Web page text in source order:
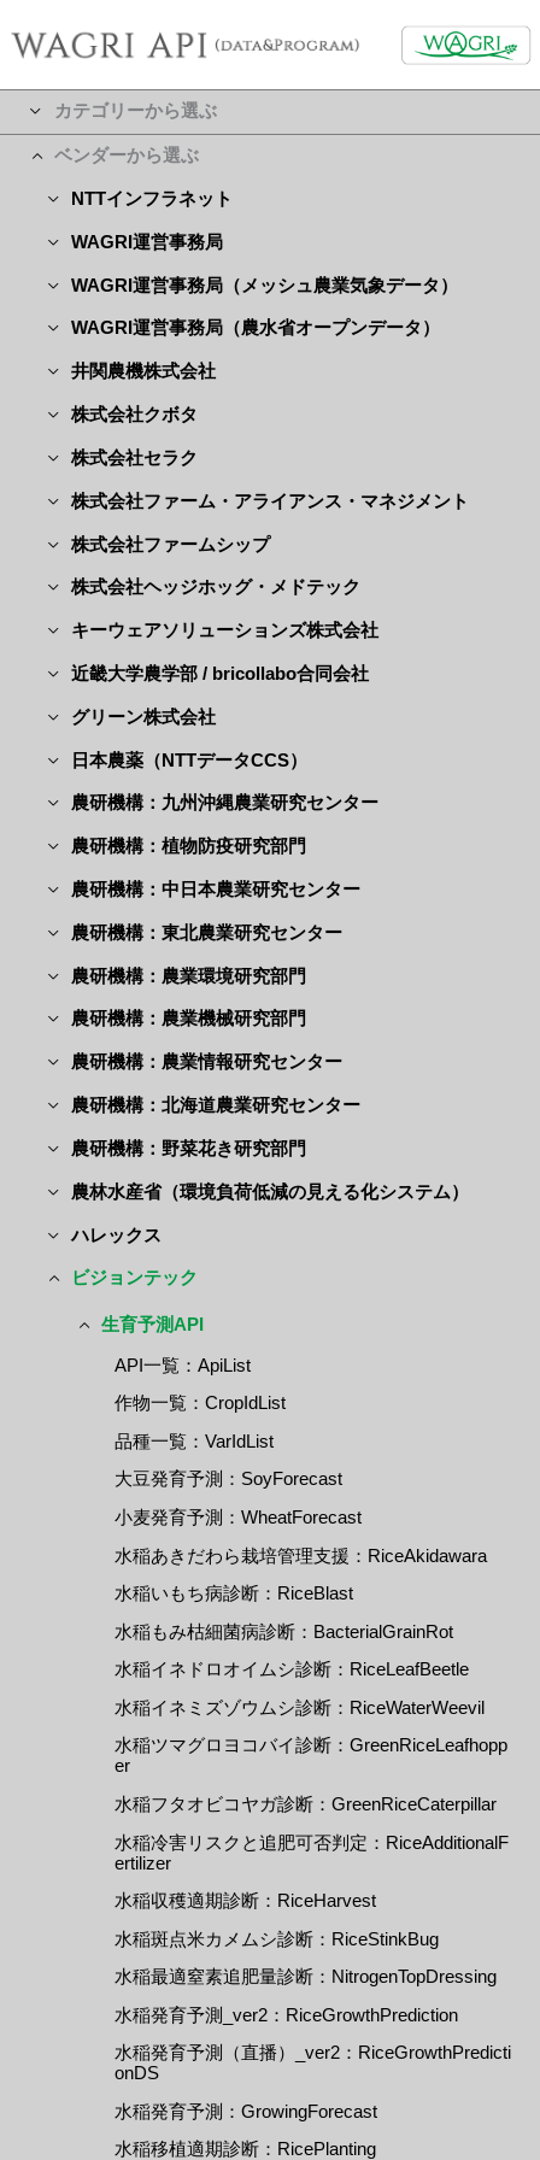
カテゴリーから選ぶ
ベンダーから選ぶ
NTTインフラネット
WAGRI運営事務局
WAGRI運営事務局（メッシュ農業気象データ）
WAGRI運営事務局（農水省オープンデータ）
井関農機株式会社
株式会社クボタ
株式会社セラク
株式会社ファーム・アライアンス・マネジメント
株式会社ファームシップ
株式会社ヘッジホッグ・メドテック
キーウェアソリューションズ株式会社
近畿大学農学部 / bricollabo合同会社
グリーン株式会社
日本農薬（NTTデータCCS）
農研機構：九州沖縄農業研究センター
農研機構：植物防疫研究部門
農研機構：中日本農業研究センター
農研機構：東北農業研究センター
農研機構：農業環境研究部門
農研機構：農業機械研究部門
農研機構：農業情報研究センター
農研機構：北海道農業研究センター
農研機構：野菜花き研究部門
農林水産省（環境負荷低減の見える化システム）
ハレックス
ビジョンテック
生育予測API
API一覧：ApiList
作物一覧：CropIdList
品種一覧：VarIdList
大豆発育予測：SoyForecast
小麦発育予測：WheatForecast
水稲あきだわら栽培管理支援：RiceAkidawara
水稲いもち病診断：RiceBlast
水稲もみ枯細菌病診断：BacterialGrainRot
水稲イネドロオイムシ診断：RiceLeafBeetle
水稲イネミズゾウムシ診断：RiceWaterWeevil
水稲ツマグロヨコバイ診断：GreenRiceLeafhopp
er
水稲フタオビコヤガ診断：GreenRiceCaterpillar
水稲冷害リスクと追肥可否判定：RiceAdditionalF
ertilizer
水稲収穫適期診断：RiceHarvest
水稲斑点米カメムシ診断：RiceStinkBug
水稲最適窒素追肥量診断：NitrogenTopDressing
水稲発育予測_ver2：RiceGrowthPrediction
水稲発育予測（直播）_ver2：RiceGrowthPredicti
onDS
水稲発育予測：GrowingForecast
水稲移植適期診断：RicePlanting